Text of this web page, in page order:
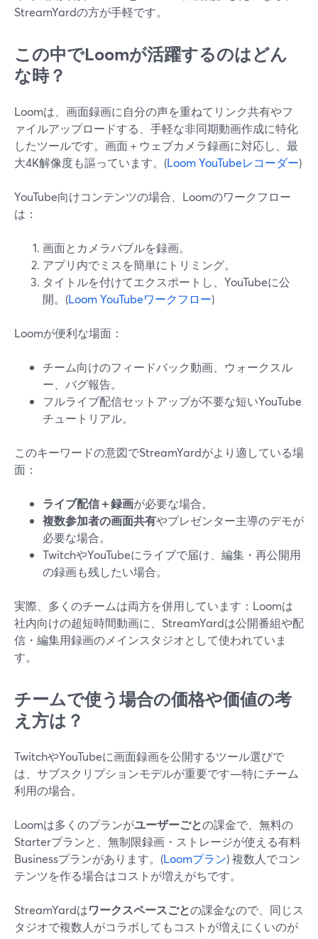
StreamYardの方が手軽です。
この中でLoomが活躍するのはどん
な時？
Loomは、画面録画に自分の声を重ねてリンク共有やフ
ァイルアップロードする、手軽な非同期動画作成に特化
したツールです。画面＋ウェブカメラ録画に対応し、最
大4K解像度も謳っています。(Loom YouTubeレコーダー)
YouTube向けコンテンツの場合、Loomのワークフロー
は：
画面とカメラバブルを録画。
アプリ内でミスを簡単にトリミング。
タイトルを付けてエクスポートし、YouTubeに公
開。(Loom YouTubeワークフロー)
Loomが便利な場面：
チーム向けのフィードバック動画、ウォークスル
ー、バグ報告。
フルライブ配信セットアップが不要な短いYouTube
チュートリアル。
このキーワードの意図でStreamYardがより適している場
面：
ライブ配信＋録画が必要な場合。
複数参加者の画面共有やプレゼンター主導のデモが
必要な場合。
TwitchやYouTubeにライブで届け、編集・再公開用
の録画も残したい場合。
実際、多くのチームは両方を併用しています：Loomは
社内向けの超短時間動画に、StreamYardは公開番組や配
信・編集用録画のメインスタジオとして使われていま
す。
チームで使う場合の価格や価値の考
え方は？
TwitchやYouTubeに画面録画を公開するツール選びで
は、サブスクリプションモデルが重要です—特にチーム
利用の場合。
Loomは多くのプランがユーザーごとの課金で、無料の
Starterプランと、無制限録画・ストレージが使える有料
Businessプランがあります。(Loomプラン) 複数人でコン
テンツを作る場合はコストが増えがちです。
StreamYardはワークスペースごとの課金なので、同じス
タジオで複数人がコラボしてもコストが増えにくいのが